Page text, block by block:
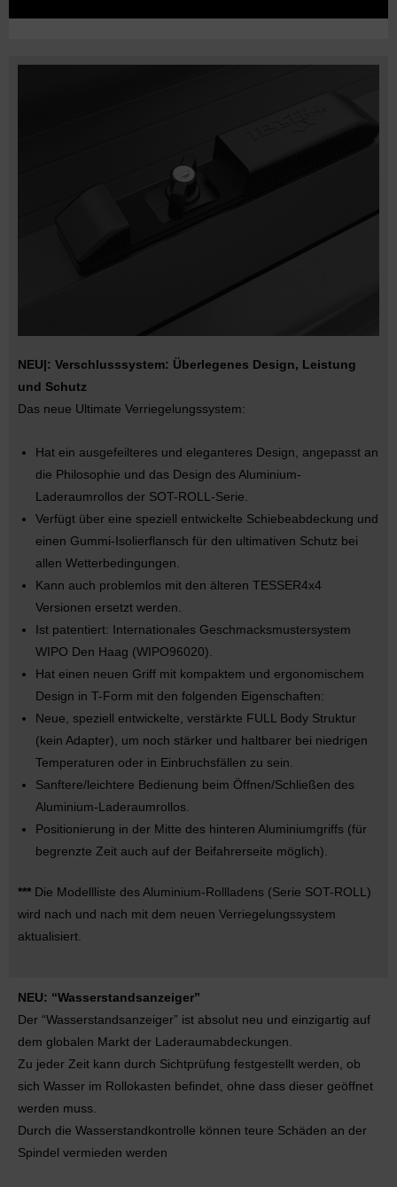
NEU|: Verschlusssystem: Überlegenes Design, Leistung
und Schutz
Das neue Ultimate Verriegelungssystem:
Hat ein ausgefeilteres und eleganteres Design, angepasst an
die Philosophie und das Design des Aluminium-
Laderaumrollos der SOT-ROLL-Serie.
Verfügt über eine speziell entwickelte Schiebeabdeckung und
einen Gummi-Isolierflansch für den ultimativen Schutz bei
allen Wetterbedingungen.
Kann auch problemlos mit den älteren TESSER4x4
Versionen ersetzt werden.
Ist patentiert: Internationales Geschmacksmustersystem
WIPO Den Haag (WIPO96020).
Hat einen neuen Griff mit kompaktem und ergonomischem
Design in T-Form mit den folgenden Eigenschaften:
Neue, speziell entwickelte, verstärkte FULL Body Struktur
(kein Adapter), um noch stärker und haltbarer bei niedrigen
Temperaturen oder in Einbruchsfällen zu sein.
Sanftere/leichtere Bedienung beim Öffnen/Schließen des
Aluminium-Laderaumrollos.
Positionierung in der Mitte des hinteren Aluminiumgriffs (für
begrenzte Zeit auch auf der Beifahrerseite möglich).
*** Die Modellliste des Aluminium-Rollladens (Serie SOT-ROLL)
wird nach und nach mit dem neuen Verriegelungssystem
aktualisiert.
NEU: “Wasserstandsanzeiger”
Der “Wasserstandsanzeiger” ist absolut neu und einzigartig auf
dem globalen Markt der Laderaumabdeckungen.
Zu jeder Zeit kann durch Sichtprüfung festgestellt werden, ob
sich Wasser im Rollokasten befindet, ohne dass dieser geöffnet
werden muss.
Durch die Wasserstandkontrolle können teure Schäden an der
Spindel vermieden werden